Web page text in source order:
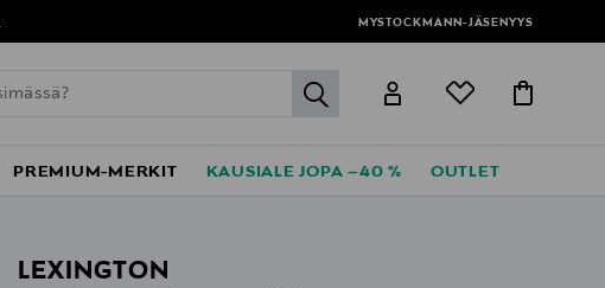
MYSTOCKMANN-JÄSENYYS
label.header.go
PREMIUM-MERKIT KAUSIALE JOPA –40 % OUTLET
LEXINGTON